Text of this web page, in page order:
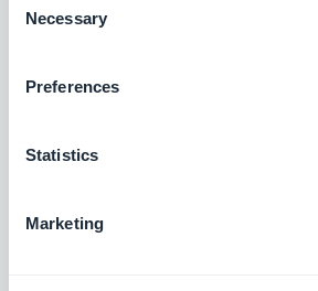
Selection
Necessary
Preferences
Statistics
Marketing